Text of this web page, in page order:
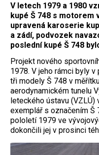
V letech 1979 a 1980
kupé Š 748 s motorem
upravená karoserie
a zádí, podvozek
poslední kupé Š 748
Projekt nového
1978. V jeho rámci byly
tři modely Š 748 v
aerodynamickém tunelu
leteckého ústavu (VZLÚ)
exemplář s označením
pololetí 1979 ve
dokončili jej v prosinci